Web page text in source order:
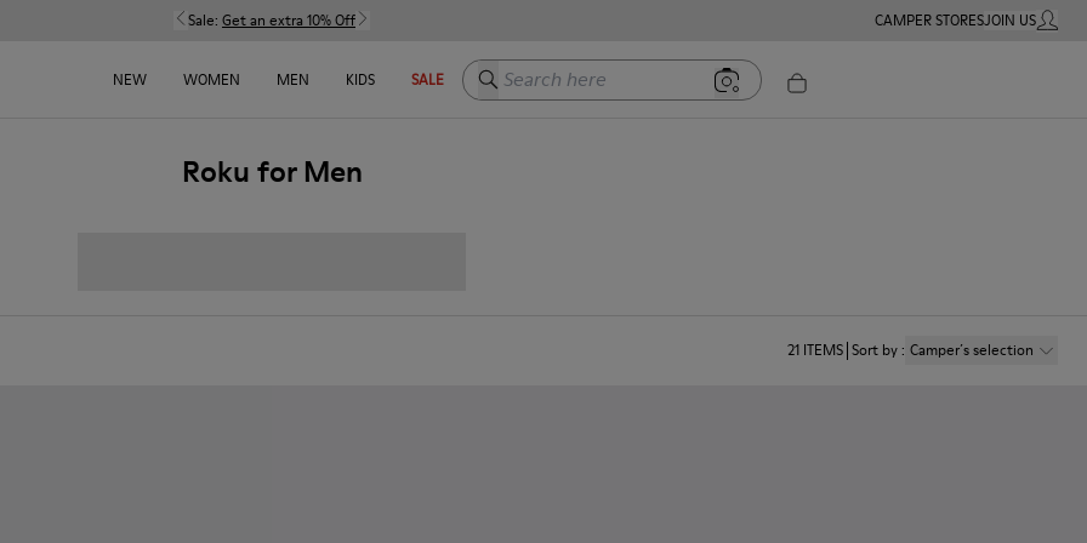
Sale: Get an extra 10% Off CAMPER STORESJOIN USMY
NEW WOMEN MEN KIDS SALE Search here
Roku for Men
21 ITEMS Sort by: Camper´s selection